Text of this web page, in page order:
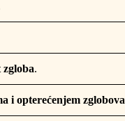
.
i opterećenjem zglobova